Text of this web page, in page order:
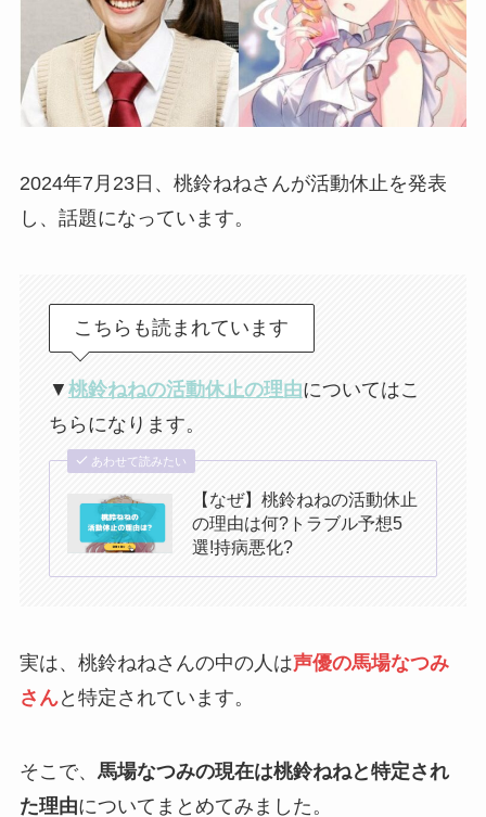
2024年7月23日、桃鈴ねねさんが活動休止を発表
し、話題になっています。
こちらも読まれています
▼ 桃鈴ねねの活動休止の理由についてはこ
ちらになります。
あわせて読みたい
【なぜ】桃鈴ねねの活動休止
の理由は何?トラブル予想5
選!持病悪化?
実は、桃鈴ねねさんの中の人は声優の馬場なつみ
さんと特定されています。
そこで、 馬場なつみの現在は桃鈴ねねと特定され
た理由についてまとめてみました。